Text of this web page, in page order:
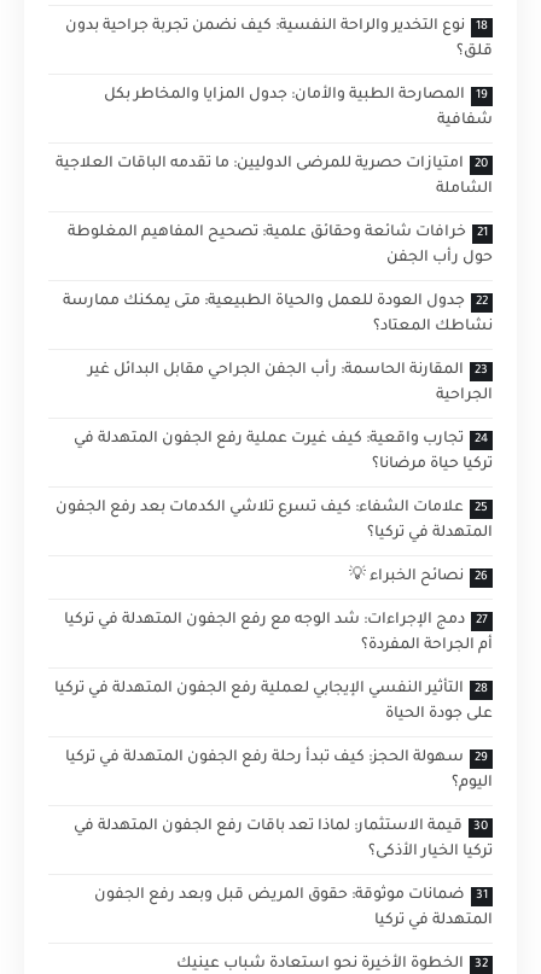
نوع التخدير والراحة النفسية: كيف نضمن تجربة جراحية بدون
قلق؟
المصارحة الطبية والأمان: جدول المزايا والمخاطر بكل
شفافية
امتيازات حصرية للمرضى الدوليين: ما تقدمه الباقات العلاجية
الشاملة
خرافات شائعة وحقائق علمية: تصحيح المفاهيم المغلوطة
حول رأب الجفن
جدول العودة للعمل والحياة الطبيعية: متى يمكنك ممارسة
نشاطك المعتاد؟
المقارنة الحاسمة: رأب الجفن الجراحي مقابل البدائل غير
الجراحية
تجارب واقعية: كيف غيرت عملية رفع الجفون المتهدلة في
تركيا حياة مرضانا؟
علامات الشفاء: كيف تسرع تلاشي الكدمات بعد رفع الجفون
المتهدلة في تركيا؟
نصائح الخبراء 💡
دمج الإجراءات: شد الوجه مع رفع الجفون المتهدلة في تركيا
أم الجراحة المفردة؟
التأثير النفسي الإيجابي لعملية رفع الجفون المتهدلة في تركيا
على جودة الحياة
سهولة الحجز: كيف تبدأ رحلة رفع الجفون المتهدلة في تركيا
اليوم؟
قيمة الاستثمار: لماذا تعد باقات رفع الجفون المتهدلة في
تركيا الخيار الأذكى؟
ضمانات موثوقة: حقوق المريض قبل وبعد رفع الجفون
المتهدلة في تركيا
الخطوة الأخيرة نحو استعادة شباب عينيك